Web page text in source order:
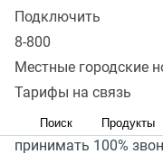
Подключить
8-800
Местные городские
Тарифы на связь
Поиск Продукты
прибыль.
Подключайте
разработанное
MANGO OFFICE и
принимать 100%